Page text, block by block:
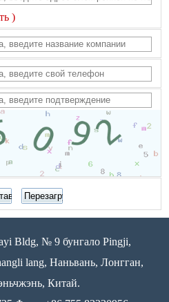
)
Bldg, № 9 бунгало Pingji,
lang, Наньвань, Лонгган,
Китай.